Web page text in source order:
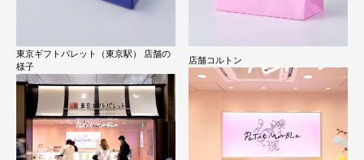
東京ギフトパレット（東京駅） 店舗の
様子
店舗コルトン